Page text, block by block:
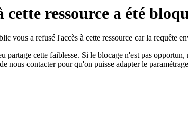
cette ressource a été
vous a refusé l'accès à cette ressource car la requête
partage cette faiblesse. Si le blocage n'est pas
nous contacter pour qu'on puisse adapter le